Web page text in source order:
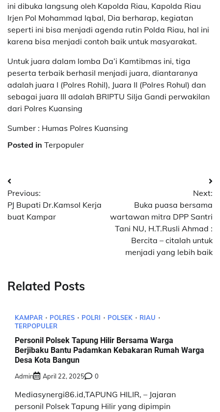
ini dibuka langsung oleh Kapolda Riau, Kapolda Riau
Irjen Pol Mohammad Iqbal, Dia berharap, kegiatan
seperti ini bisa menjadi agenda rutin Polda Riau, hal ini
karena bisa menjadi contoh baik untuk masyarakat.
Untuk juara dalam lomba Da’i Kamtibmas ini, tiga
peserta terbaik berhasil menjadi juara, diantaranya
adalah juara I (Polres Rohil), Juara II (Polres Rohul) dan
sebagai juara III adalah BRIPTU Silja Gandi perwakilan
dari Polres Kuansing
Sumber : Humas Polres Kuansing
Posted in Terpopuler
Navigasi
pos
Previous:
PJ Bupati Dr.Kamsol Kerja
buat Kampar
Next:
Buka puasa bersama
wartawan mitra DPP Santri
Tani NU, H.T.Rusli Ahmad :
Bercita – citalah untuk
menjadi yang lebih baik
Related Posts
KAMPAR POLRES POLRI POLSEK
RIAU
TERPOPULER
Personil Polsek Tapung Hilir Bersama Warga
Berjibaku Bantu Padamkan Kebakaran Rumah Warga
Desa Kota Bangun
Admin April 22, 2025 0
Mediasynergi86.id,TAPUNG HILIR, – Jajaran
personil Polsek Tapung Hilir yang dipimpin